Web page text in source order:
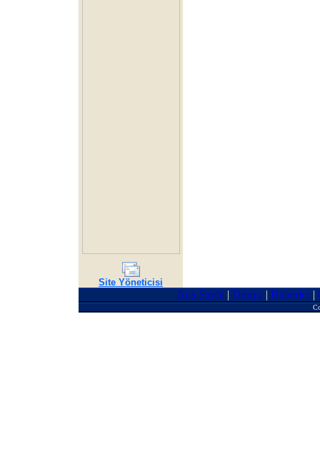
Site Yöneticisi
Ana Sayfa | Dünya | Haberler|